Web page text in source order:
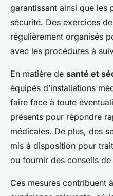
garantissant ainsi que les
sécurité. Des exercices
régulièrement organisés
avec les procédures à
En matière de santé et
équipés d’installations
faire face à toute
présents pour répondre
médicales. De plus, des
mis à disposition pour
ou fournir des conseils de
Ces mesures contribuent